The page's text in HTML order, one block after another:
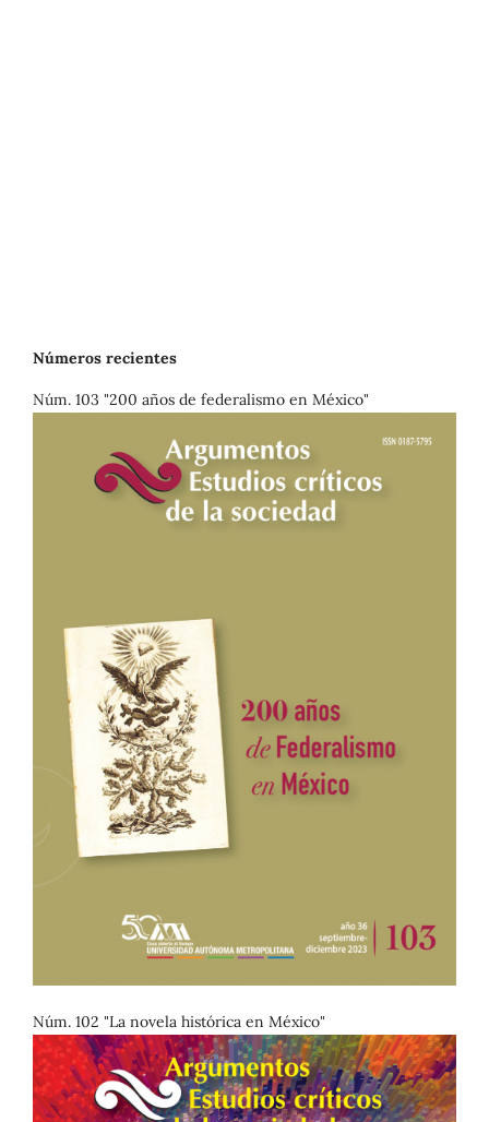
Números recientes
Núm. 103 "200 años de federalismo en México"
Núm. 102 "La novela histórica en México"